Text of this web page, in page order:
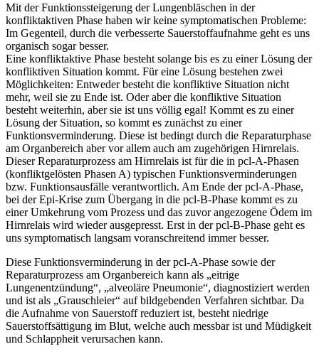
Mit der Funktionssteigerung der Lungenbläschen in der
konfliktaktiven Phase haben wir keine symptomatischen Probleme:
Im Gegenteil, durch die verbesserte Sauerstoffaufnahme geht es uns
organisch sogar besser.
Eine konfliktaktive Phase besteht solange bis es zu einer Lösung der
konfliktiven Situation kommt. Für eine Lösung bestehen zwei
Möglichkeiten: Entweder besteht die konfliktive Situation nicht
mehr, weil sie zu Ende ist. Oder aber die konfliktive Situation
besteht weiterhin, aber sie ist uns völlig egal! Kommt es zu einer
Lösung der Situation, so kommt es zunächst zu einer
Funktionsverminderung. Diese ist bedingt durch die Reparaturphase
am Organbereich aber vor allem auch am zugehörigen Hirnrelais.
Dieser Reparaturprozess am Hirnrelais ist für die in pcl-A-Phasen
(konfliktgelösten Phasen A) typischen Funktionsverminderungen
bzw. Funktionsausfälle verantwortlich. Am Ende der pcl-A-Phase,
bei der Epi-Krise zum Übergang in die pcl-B-Phase kommt es zu
einer Umkehrung vom Prozess und das zuvor angezogene Ödem im
Hirnrelais wird wieder ausgepresst. Erst in der pcl-B-Phase geht es
uns symptomatisch langsam voranschreitend immer besser.
Diese Funktionsverminderung in der pcl-A-Phase sowie der
Reparaturprozess am Organbereich kann als „eitrige
Lungenentzündung“, „alveoläre Pneumonie“, diagnostiziert werden
und ist als „Grauschleier“ auf bildgebenden Verfahren sichtbar. Da
die Aufnahme von Sauerstoff reduziert ist, besteht niedrige
Sauerstoffsättigung im Blut, welche auch messbar ist und Müdigkeit
und Schlappheit verursachen kann.